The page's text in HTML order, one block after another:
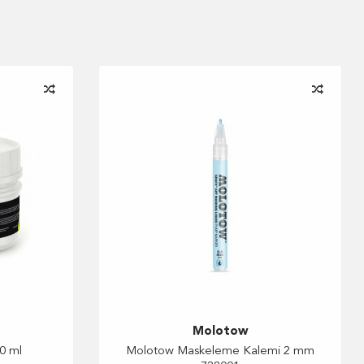
ml
Molotow
Molotow Maskeleme Kalemi 2 mm